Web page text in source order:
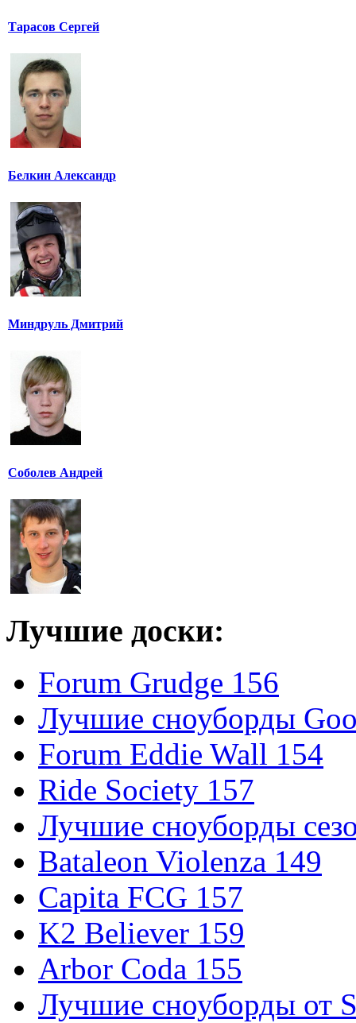
Тарасов Сергей
Белкин Александр
Миндруль Дмитрий
Соболев Андрей
Лучшие доски:
Forum Grudge 156
Лучшие сноуборды
Forum Eddie Wall 154
Ride Society 157
Лучшие сноуборды
Bataleon Violenza 149
Capita FCG 157
K2 Believer 159
Arbor Coda 155
Лучшие сноуборды от